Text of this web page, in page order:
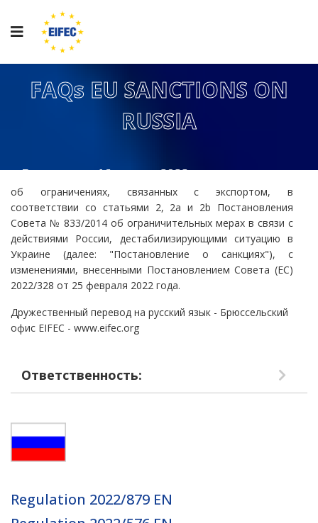
FAQs EU SANCTIONS ON
RUSSIA
Выпущено 16 марта 2022 г.
об ограничениях, связанных с экспортом, в
соответствии со статьями 2, 2a и 2b Постановления
Совета № 833/2014 об ограничительных мерах в связи с
действиями России, дестабилизирующими ситуацию в
Украине (далее: "Постановление о санкциях"), с
изменениями, внесенными Постановлением Совета (ЕС)
2022/328 от 25 февраля 2022 года.
Дружественный перевод на русский язык - Брюссельский
офис EIFEC - www.eifec.org
Ответственность:
Regulation 2022/879 EN